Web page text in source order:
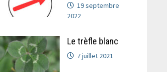
19 septembre
2022
Le trèfle blanc
7 juillet 2021